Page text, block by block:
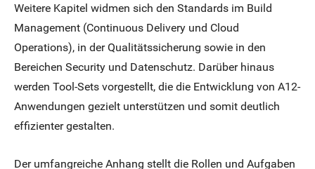
Weitere Kapitel widmen sich den Standards im Build
Management (Continuous Delivery und Cloud
Operations), in der Qualitätssicherung sowie in den
Bereichen Security und Datenschutz. Darüber hinaus
werden Tool-Sets vorgestellt, die die Entwicklung von A12-
Anwendungen gezielt unterstützen und somit deutlich
effizienter gestalten.
Der umfangreiche Anhang stellt die Rollen und Aufgaben